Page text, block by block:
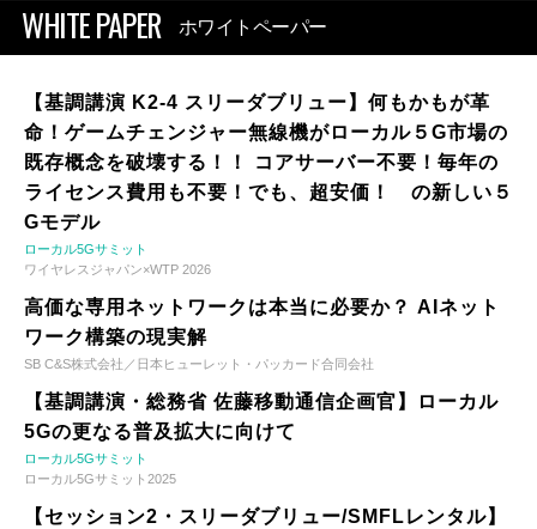
WHITE PAPER ホワイトペーパー
【基調講演 K2-4 スリーダブリュー】何もかもが革
命！ゲームチェンジャー無線機がローカル５G市場の
既存概念を破壊する！！ コアサーバー不要！毎年の
ライセンス費用も不要！でも、超安価！ の新しい５
Gモデル
ローカル5Gサミット
ワイヤレスジャパン×WTP 2026
高価な専用ネットワークは本当に必要か？ AIネット
ワーク構築の現実解
SB C&S株式会社／日本ヒューレット・パッカード合同会社
【基調講演・総務省 佐藤移動通信企画官】ローカル
5Gの更なる普及拡大に向けて
ローカル5Gサミット
ローカル5Gサミット2025
【セッション2・スリーダブリュー/SMFLレンタル】